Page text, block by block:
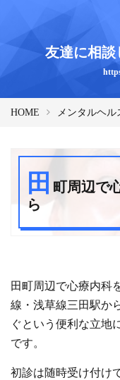
友達に相談
HOME メンタルヘル
田 町周辺で
ら
田町周辺で心療内科
線・浅草線三田駅か
ぐという便利な立地
です。
初診は随時受け付け